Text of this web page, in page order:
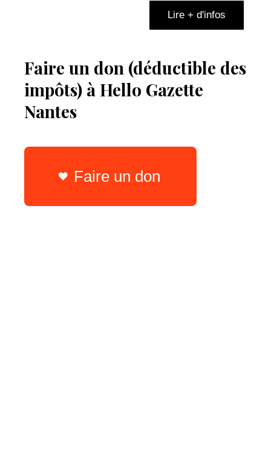
Lire + d'infos
Faire un don (déductible des
impôts) à Hello Gazette
Nantes
Faire un don